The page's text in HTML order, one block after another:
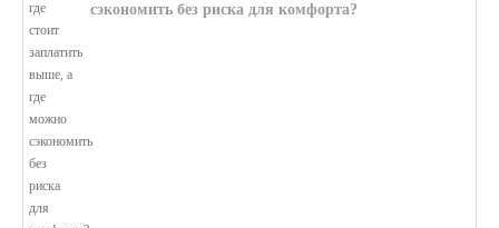
сэкономить без риска для комфорта?